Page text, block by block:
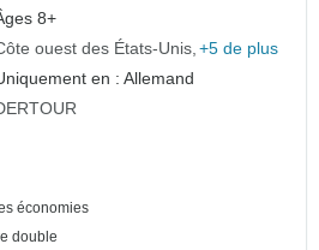
8+
ouest des États-Unis +5 de plus
en : Allemand
économies
double